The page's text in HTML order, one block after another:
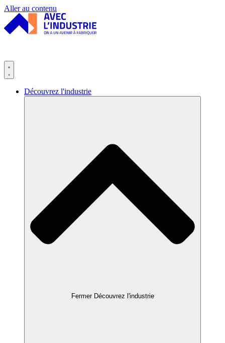
Panneau de gestion des cookies
Aller au contenu
Découvrez l'industrie
Fermer Découvrez l'industrie